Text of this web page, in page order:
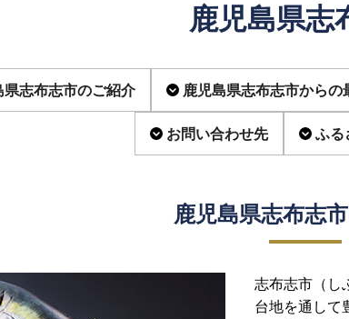
鹿児島県志
県志布志市のご紹介 鹿児島県志布志市からの
お問い合わせ先 ふる
鹿児島県志布志
志布志市（し
台地を通して